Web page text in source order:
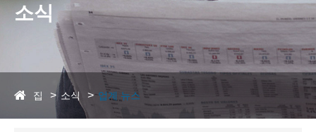
소식
집 소식 업계 뉴스